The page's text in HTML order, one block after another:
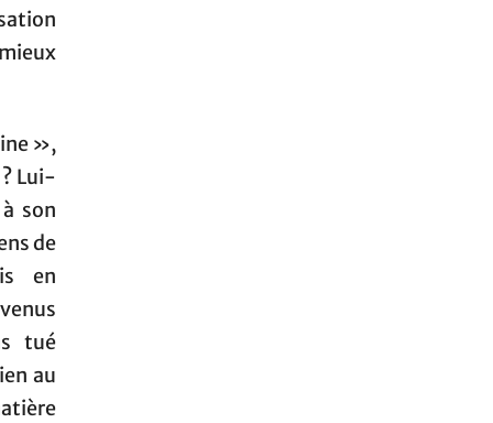
»,
Lui-
son
de
en
tué
au